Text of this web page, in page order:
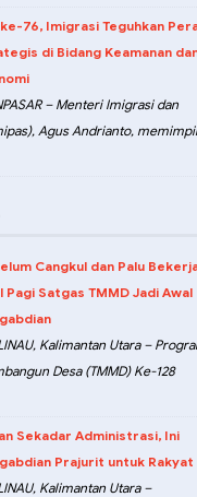
76, Imigrasi Teguhkan
di Bidang Keamanan
– Menteri Imigrasi dan
Agus Andrianto,
Cangkul dan Palu
Pagi Satgas TMMD Jadi Awal
Kalimantan Utara –
Desa (TMMD) Ke-128
Sekadar Administrasi, Ini
Prajurit untuk Rakyat
Kalimantan Utara –